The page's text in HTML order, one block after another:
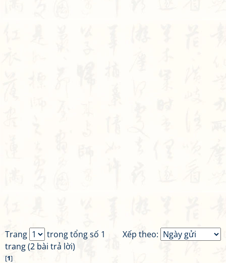
Xếp theo:
Trang
trong tổng số 1
trang (2 bài trả lời)
[1]